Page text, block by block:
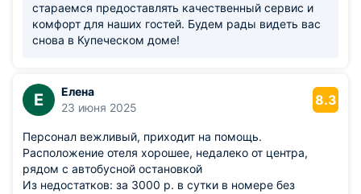
стараемся предоставлять качественный сервис и
комфорт для наших гостей. Будем рады видеть вас
снова в Купеческом доме!
Е
Елена
23 июня 2025
8.3
Персонал вежливый, приходит на помощь.
Расположение отеля хорошее, недалеко от центра,
рядом с автобусной остановкой
Из недостатков: за 3000 р. в сутки в номере без